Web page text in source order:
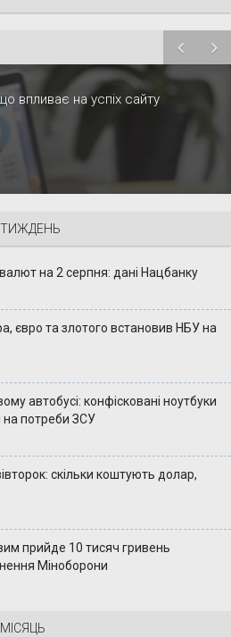
впливає на успіх сайту
на 2 серпня: дані Нацбанку
євро та злотого встановив НБУ на
автобусі: конфісковані ноутбуки
потреби ЗСУ
скільки коштують долар,
прийде 10 тисяч гривень
Міноборони